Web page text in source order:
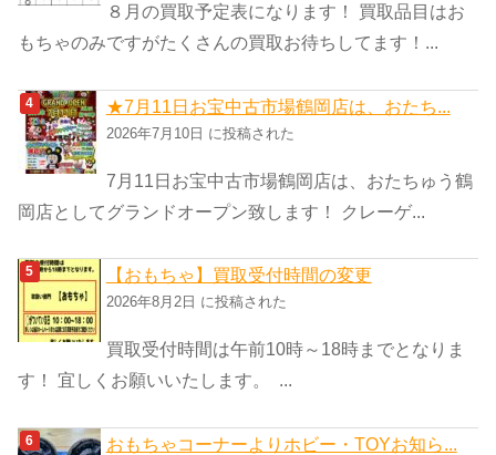
８月の買取予定表になります！ 買取品目はお
もちゃのみですがたくさんの買取お待ちしてます！...
★7月11日お宝中古市場鶴岡店は、おたち...
2026年7月10日 に投稿された
7月11日お宝中古市場鶴岡店は、おたちゅう鶴
岡店としてグランドオープン致します！ クレーゲ...
【おもちゃ】買取受付時間の変更
2026年8月2日 に投稿された
買取受付時間は午前10時～18時までとなりま
す！ 宜しくお願いいたします。 ...
おもちゃコーナーよりホビー・TOYお知ら...